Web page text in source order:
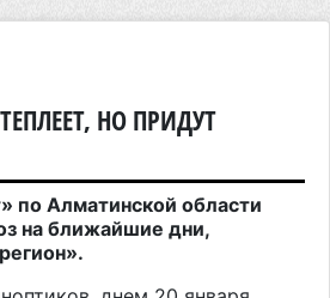
НО ПРИДУТ
по Алматинской области
на ближайшие дни,